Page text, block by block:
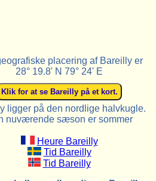
placering af Bareilly er
28° 19.8' N 79° 24' E
ligger på den nordlige halvkugle.
nuværende sæson er sommer
Heure Bareilly
Tid Bareilly
Tid Bareilly